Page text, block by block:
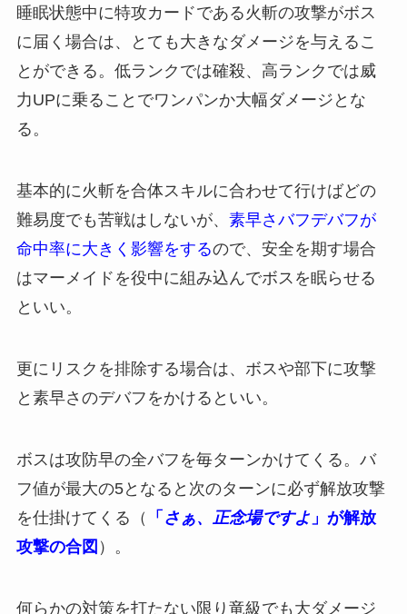
睡眠状態中に特攻カードである火斬の攻撃がボス
に届く場合は、とても大きなダメージを与えるこ
とができる。低ランクでは確殺、高ランクでは威
力UPに乗ることでワンパンか大幅ダメージとな
る。
基本的に火斬を合体スキルに合わせて行けばどの
難易度でも苦戦はしないが、 素早さバフデバフが
命中率に大きく影響をするので、安全を期す場合
はマーメイドを役中に組み込んでボスを眠らせる
といい。
更にリスクを排除する場合は、ボスや部下に攻撃
と素早さのデバフをかけるといい。
ボスは攻防早の全バフを毎ターンかけてくる。バ
フ値が最大の5となると次のターンに必ず解放攻撃
を仕掛けてくる（
「 さぁ、正念場ですよ 」が解放
攻撃の合図 ）。
何らかの対策を打たない限り竜級でも大ダメージ